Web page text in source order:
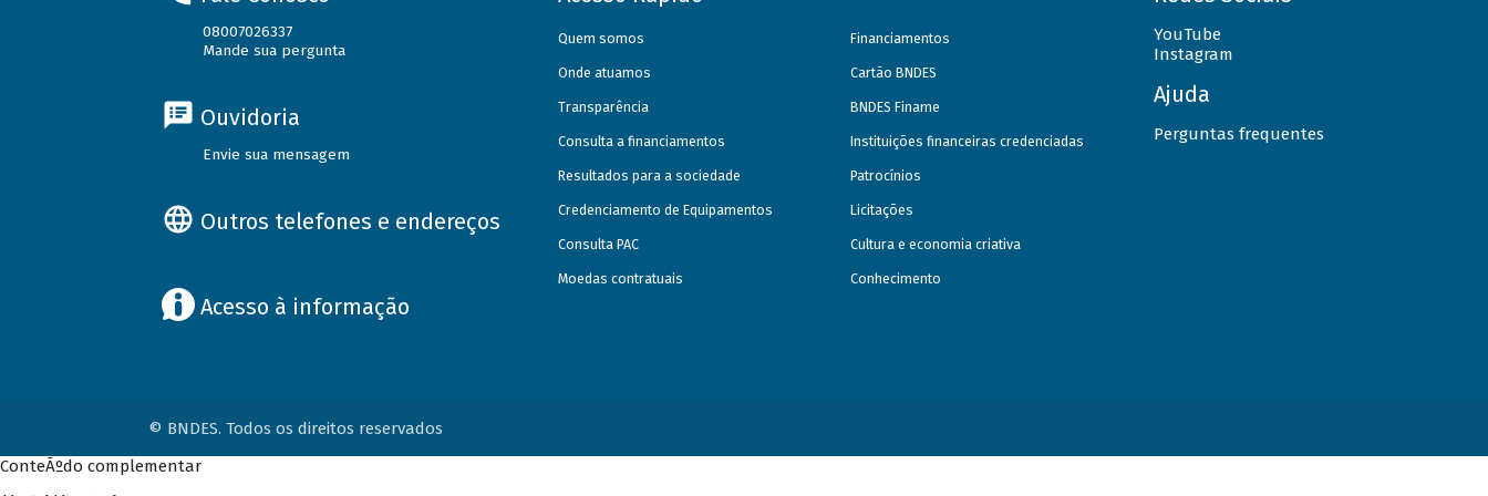
08007026337
Mande sua pergunta
Ouvidoria
Envie sua mensagem
Outros telefones e endereços
Acesso à informação
Quem somos
Onde atuamos
Transparência
Consulta a financiamentos
Resultados para a sociedade
Credenciamento de Equipamentos
Consulta PAC
Moedas contratuais
Financiamentos
Cartão BNDES
BNDES Finame
Instituições financeiras credenciadas
Patrocínios
Licitações
Cultura e economia criativa
Conhecimento
YouTube
Instagram
Ajuda
Perguntas frequentes
© BNDES. Todos os direitos reservados
ConteÃºdo complementar